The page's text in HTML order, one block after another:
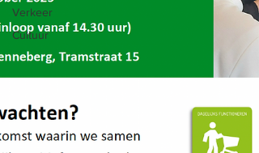
Verkeer
Cultuur